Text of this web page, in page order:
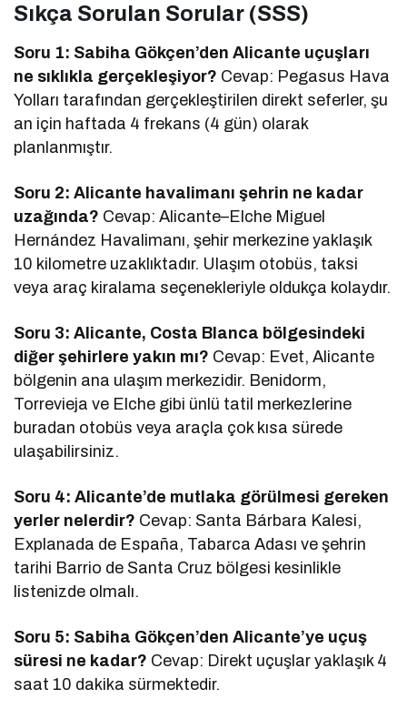
Sıkça Sorulan Sorular (SSS)
Soru 1: Sabiha Gökçen’den Alicante uçuşları
ne sıklıkla gerçekleşiyor? Cevap: Pegasus Hava
Yolları tarafından gerçekleştirilen direkt seferler, şu
an için haftada 4 frekans (4 gün) olarak
planlanmıştır.
Soru 2: Alicante havalimanı şehrin ne kadar
uzağında? Cevap: Alicante–Elche Miguel
Hernández Havalimanı, şehir merkezine yaklaşık
10 kilometre uzaklıktadır. Ulaşım otobüs, taksi
veya araç kiralama seçenekleriyle oldukça kolaydır.
Soru 3: Alicante, Costa Blanca bölgesindeki
diğer şehirlere yakın mı? Cevap: Evet, Alicante
bölgenin ana ulaşım merkezidir. Benidorm,
Torrevieja ve Elche gibi ünlü tatil merkezlerine
buradan otobüs veya araçla çok kısa sürede
ulaşabilirsiniz.
Soru 4: Alicante’de mutlaka görülmesi gereken
yerler nelerdir? Cevap: Santa Bárbara Kalesi,
Explanada de España, Tabarca Adası ve şehrin
tarihi Barrio de Santa Cruz bölgesi kesinlikle
listenizde olmalı.
Soru 5: Sabiha Gökçen’den Alicante’ye uçuş
süresi ne kadar? Cevap: Direkt uçuşlar yaklaşık 4
saat 10 dakika sürmektedir.